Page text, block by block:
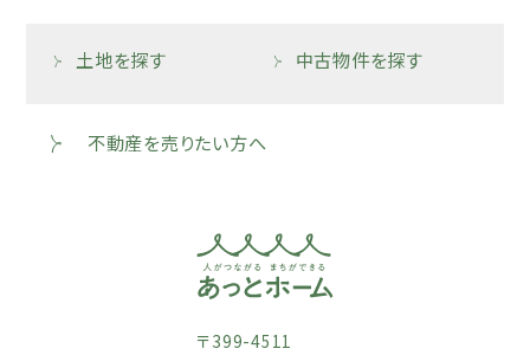
土地を探す 中古物件を探す
不動産を売りたい方へ
〒399-4511